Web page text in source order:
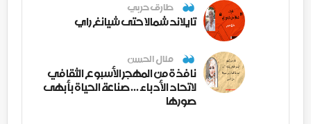
طارق حربي
تايلاند شمالا حتى شيانغ راي
منال الحسن
نافذة من المهجر الأسبوع الثقافي
لاتحاد الأدباء ... صناعة الحياة بأبهى
صورها